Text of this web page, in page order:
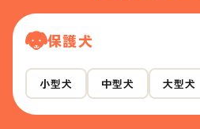
保護犬
小型犬 中型犬 大型犬